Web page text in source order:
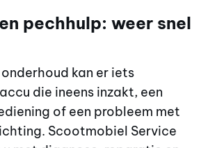
pechhulp: weer snel
kan er iets
die ineens inzakt, een
of een probleem met
Scootmobiel Service